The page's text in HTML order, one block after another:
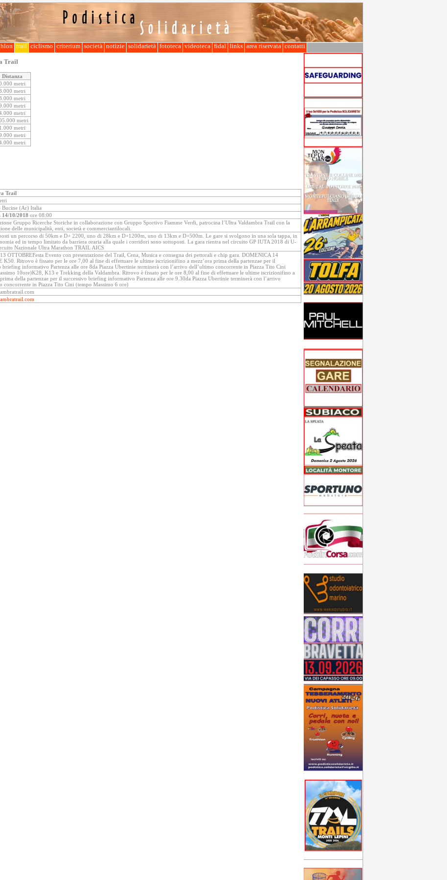
trail ciclismo criterium società notizie solidarietà fototeca videoteca fidal links area riservata contatti
Trail
Distanza
metri
metri
metri
metri
metri
metri
metri
metri
metri
Trail
Bucine (Ar) Italia
14/10/2018 ore 08:00
Gruppo Ricerche Storiche in collaborazione con Gruppo Sportivo Fiamme Verdi, patrocina l’Ultra Valdambra Trail con la
delle municipalità, enti, società e commerciantilocali.
un percorso di 50km e D+ 2200, uno di 28km e D+1200m, uno di 13km e D+500m. Le gare si svolgono in una sola tappa, in
ed in tempo limitato da barriera oraria alla quale i corridori sono sottoposti. La gara rientra nel circuito GP IUTA 2018 di U-
Nazionale Ultra Marathon TRAIL AICS
OTTOBREFesta Evento con presentazione del Trail, Cena, Musica e consegna dei pettorali e chip gara. DOMENICA 14
K50. Ritrovo è fissato per le ore 7,00 al fine di effettuare le ultime iscrizionifino a mezz’ora prima della partenzae per il
briefing informativo Partenza alle ore 8da Piazza Ubertinie terminerà con l’arrivo dell’ultimo concorrente in Piazza Tito Cini
10ore)K28, K13 e Trekking della Valdambra. Ritrovo è fissato per le ore 8,00 al fine di effettuare le ultime iscrizionifino a
della partenzae per il successivo briefing informativo Partenza alle ore 9.30da Piazza Ubertinie terminerà con l’arrivo
concorrente in Piazza Tito Cini (tempo Massimo 6 ore)